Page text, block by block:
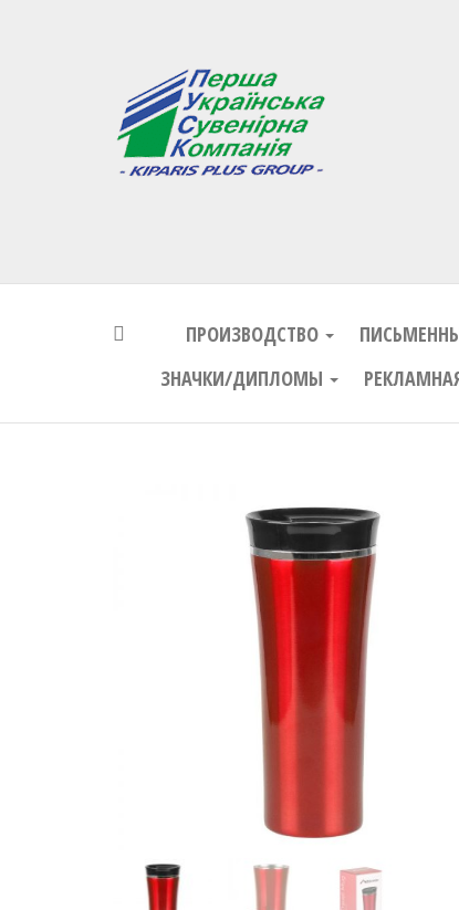
Первая Украинская Сувенирная
ПРОИЗВОДСТВО
ЗНАЧКИ/ДИПЛОМЫ